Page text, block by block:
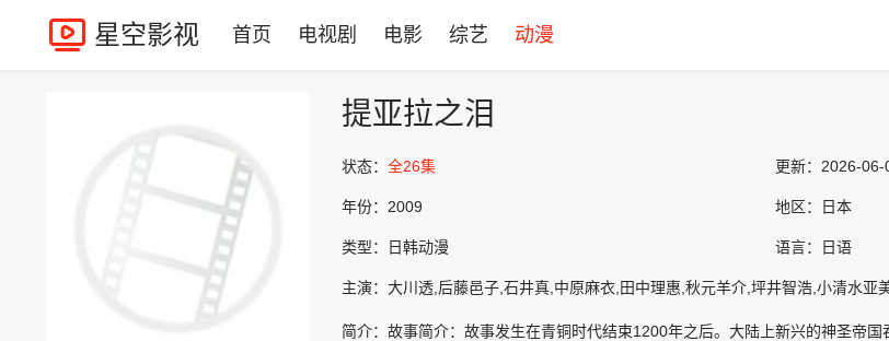
星空影视 首页 电视剧 电影 综艺 动漫
提亚拉之泪
状态： 全26集 更新： 2026-06-
年份： 2009 地区： 日本
类型： 日韩动漫 语言： 日语
主演： 大川透,后藤邑子,石井真,中原麻衣,田中理惠,秋元羊介,坪井智浩,小清水亚
简介： 故事简介：故事发生在青铜时代结束1200年之后。大陆上新兴的神圣帝